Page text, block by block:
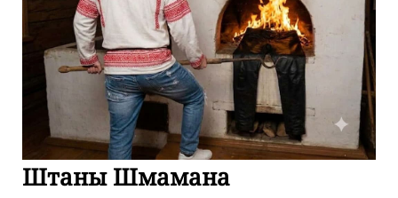
Штаны Шмамана